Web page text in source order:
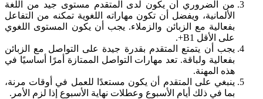
من الضروري أن يكون لدى المتقدم مستوى جيد من اللغة
الألمانية، ويفضل أن تكون مهاراته اللغوية تمكنه من التفاعل
بفعالية مع الزبائن والزملاء. يجب أن يكون المستوى اللغوي
على الأقل B1+.
يجب أن يتمتع المتقدم بقدرة جيدة على التواصل مع الزبائن
بفعالية ولباقة. تعد مهارات التواصل الممتازة أمرًا أساسيًا في
هذه المهنة.
ينبغي على المتقدم أن يكون مستعدًا للعمل في أوقات مرنة،
بما في ذلك أيام الأسبوع وعطلات نهاية الأسبوع إذا لزم الأمر.